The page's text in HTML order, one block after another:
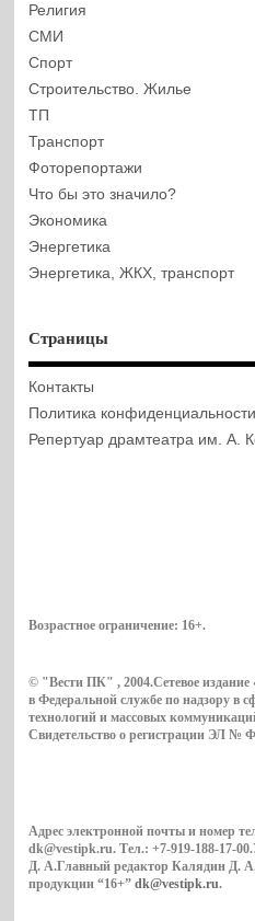
Религия
СМИ
Спорт
Строительство. Жилье
ТП
Транспорт
Фоторепортажи
Что бы это значило?
Экономика
Энергетика
Энергетика, ЖКХ, транспорт
Страницы
Контакты
Политика конфиденциальности
Репертуар драмтеатра им. А.
Возрастное ограничение: 16+.
© "Вести ПК" , 2004.Сетевое издание
в Федеральной службе по надзору в
технологий и массовых
Свидетельство о регистрации ЭЛ №
Адрес электронной почты и номер
dk@vestipk.ru. Тел.: +7-919-188-17-
Д. А.Главный редактор Калядин Д.
продукции “16+”dk@vestipk.ru.